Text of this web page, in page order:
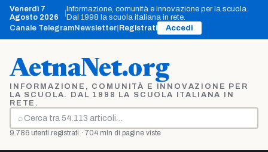
Vai
contenuto
Venerdì 7
Agosto 2026
Informazione, comunità e innovazione per la scuola.
Dal 1998 la scuola italiana in rete.
Canale TelegramNewsletter Registrati Accedi
AetnaNet.org
INFORMAZIONE, COMUNITÀ E INNOVAZIONE PER
LA SCUOLA. DAL 1998 LA SCUOLA ITALIANA IN
RETE.
⌕
Cerca
9.786 utenti registrati · 704 mln di pagine viste